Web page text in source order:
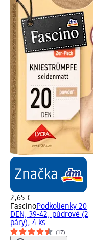
2,65 €
FascinoPodkolienky 20
DEN, 39-42, púdrové (2
páry), 4 ks
(17)